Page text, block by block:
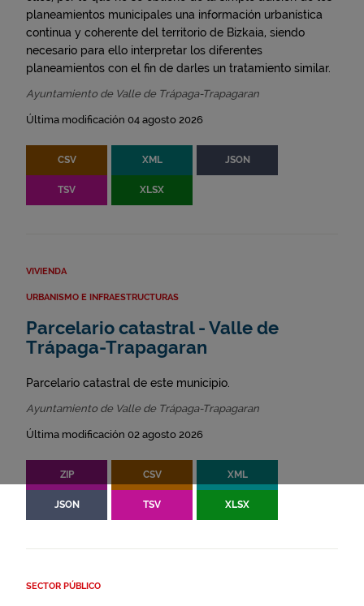
planeamientos municipales una información urbanística
continua y coherente del territorio de Bizkaia, siendo
necesario para ello interpretar los diferentes
planeamientos con el fin de darles un tratamiento similar.
Ayuntamiento de Valle de Trápaga-Trapagaran
Última modificación 04 agosto 2026
CSV XML JSON
TSV XLSX
VIVIENDA
URBANISMO E INFRAESTRUCTURAS
Parcelario catastral - Valle de
Trápaga-Trapagaran
Parcelario catastral de este municipio.
Ayuntamiento de Valle de Trápaga-Trapagaran
Última modificación 02 agosto 2026
ZIP CSV XML
JSON TSV XLSX
SECTOR PÚBLICO